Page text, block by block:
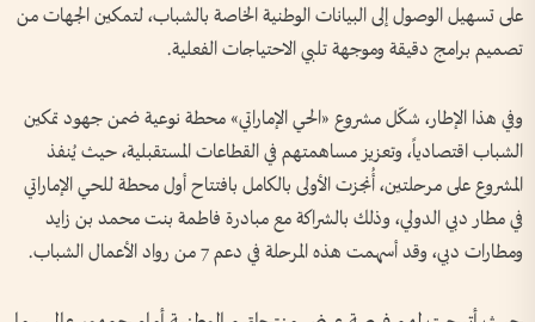
على تسهيل الوصول إلى البيانات الوطنية الخاصة بالشباب، لتمكين الجهات من
تصميم برامج دقيقة وموجهة تلبي الاحتياجات الفعلية.
وفي هذا الإطار، شكّل مشروع «الحي الإماراتي» محطة نوعية ضمن جهود تمكين
الشباب اقتصادياً، وتعزيز مساهمتهم في القطاعات المستقبلية، حيث يُنفذ
المشروع على مرحلتين، أُنجزت الأولى بالكامل بافتتاح أول محطة للحي الإماراتي
في مطار دبي الدولي، وذلك بالشراكة مع مبادرة فاطمة بنت محمد بن زايد
ومطارات دبي، وقد أسهمت هذه المرحلة في دعم 7 من رواد الأعمال الشباب.